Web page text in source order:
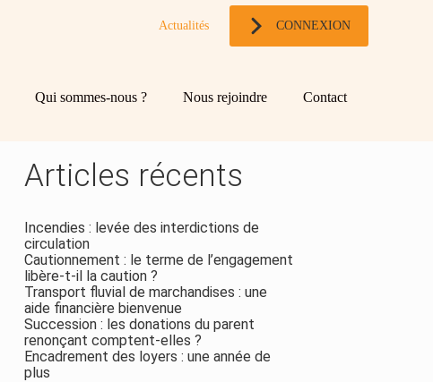
Actualités CONNEXION
Qui sommes-nous ? Nous rejoindre Contact
Blog
sidebar
Rechercher
Articles récents
Incendies : levée des interdictions de
circulation
Cautionnement : le terme de l’engagement
libère-t-il la caution ?
Transport fluvial de marchandises : une
aide financière bienvenue
Succession : les donations du parent
renonçant comptent-elles ?
Encadrement des loyers : une année de
plus